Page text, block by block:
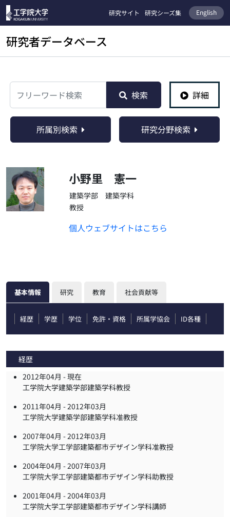
研究サイト 研究シーズ集 English
研究者データベース
検索
検索 詳細
所属別検索 研究分野検索
小野里 憲一
建築学部 建築学科
教授
個人ウェブサイトはこちら
基本情報 研究 教育 社会貢献等
経歴 学歴 学位 免許・資格 所属学協会 ID各種
経歴
2012年04月 -現在
工学院大学建築学部建築学科教授
2011年04月 -2012年03月
工学院大学建築学部建築学科准教授
2007年04月 -2012年03月
工学院大学工学部建築都市デザイン学科准教授
2004年04月 -2007年03月
工学院大学工学部建築都市デザイン学科助教授
2001年04月 -2004年03月
工学院大学工学部建築都市デザイン学科講師